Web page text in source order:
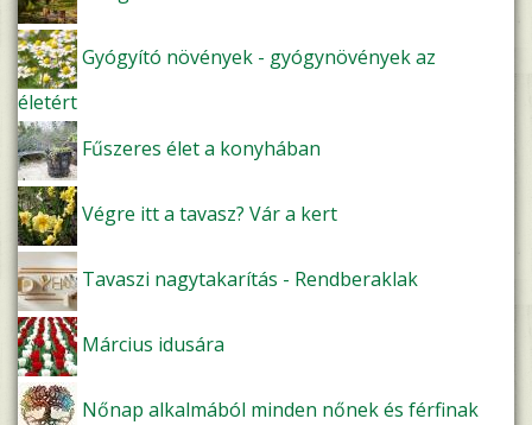
Gyógyító növények - gyógynövények az
életért
Fűszeres élet a konyhában
Végre itt a tavasz? Vár a kert
Tavaszi nagytakarítás - Rendberaklak
Március idusára
Nőnap alkalmából minden nőnek és férfinak